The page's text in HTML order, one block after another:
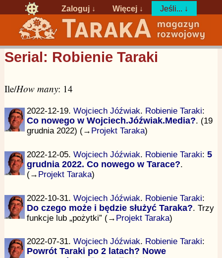
Zaloguj ↓ Więcej ↓ Jeśli... ↓
Serial: Robienie Taraki
Ile/How many: 14
2022-12-19. Wojciech Jóźwiak. Robienie Taraki:
Co nowego w Wojciech.Jóźwiak.Media?. (19
grudnia 2022) (→ Projekt Taraka)
2022-12-05. Wojciech Jóźwiak. Robienie Taraki: 5
grudnia 2022. Co nowego w Tarace?.
(→ Projekt Taraka)
2022-10-31. Wojciech Jóźwiak. Robienie Taraki:
Do czego może i będzie służyć Taraka?. Trzy
funkcje lub „pożytki” (→ Projekt Taraka)
2022-07-31. Wojciech Jóźwiak. Robienie Taraki:
Powrót Taraki po 2 latach? Nowe